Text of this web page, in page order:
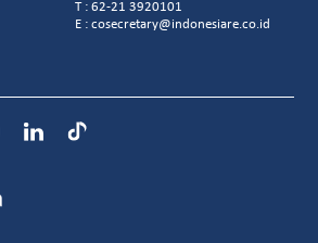
T : 62-21 3920101
E : cosecretary@indonesiare.co.id